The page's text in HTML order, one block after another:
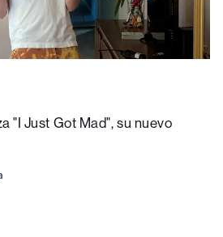
"I Just Got Mad", su nuevo